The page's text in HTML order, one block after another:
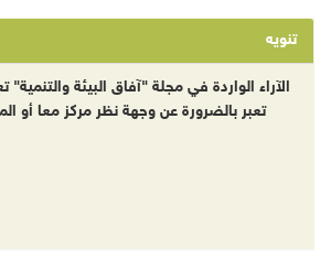
تنويه
الآراء الواردة في مجلة "آفاق البيئة والتنمية"
تعبر بالضرورة عن وجهة نظر مركز معا أو